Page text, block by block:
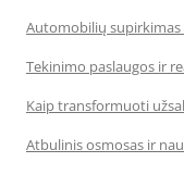
Automobilių
Tekinimo paslaugos ir
Kaip transformuoti
Atbulinis osmosas ir